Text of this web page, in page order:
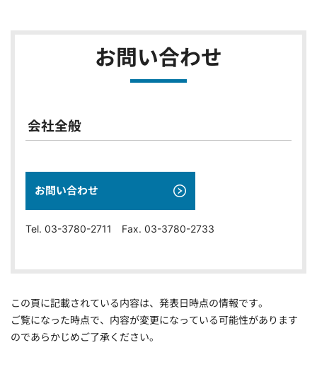
お問い合わせ
会社全般
お問い合わせ
Tel. 03-3780-2711 Fax. 03-3780-2733
この頁に記載されている内容は、発表日時点の情報です。
ご覧になった時点で、内容が変更になっている可能性があります
のであらかじめご了承ください。